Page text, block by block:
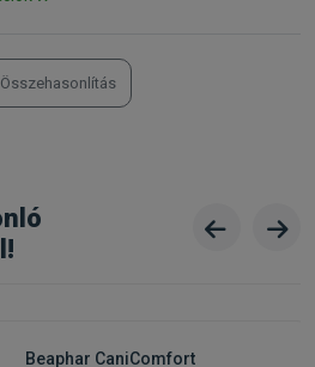
Összehasonlítás
Beaphar CaniComfort